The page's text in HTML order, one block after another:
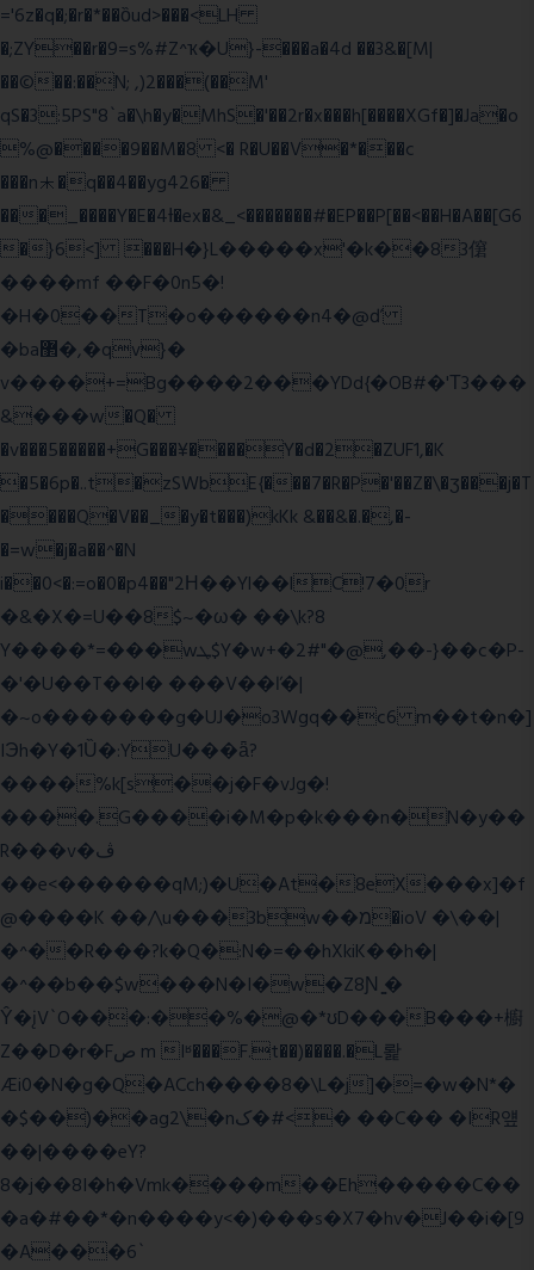
='6z�q�;�r�*��ȍud>���<LH
�;ZY��r�9=s%#Z^ҡ�U}-���a�4d ��3&�[M|
��©��:��N; ,)2���(��M'
qS�3:5PS"8`a�\h�y�MhS�'��2r�x���h[����XGf�]�Ja�o
%@����9��M�8 <� R�U��V�*���c
���n⯸�q��4��yg426�
���_����Y�E�4Ɨ�ex�&_<�������#�EP��P[��<��H�A��[G6
�}6<] ���H�}L�����x'�k��83僒
����mf ��F�0n5�!
�H�0��T�o������n4�@ď
�ba޲�,�qv}�
v����+=Bg����2���YDd{�OB#�'Τ3���
&���w�Q�
�v���5�����+G���¥����Y�d�2�ZUF1,�K
�5�6p�..t�zSWbE{���7�R�P�'��Z�\�ʒ���j�T
����Q�V��_�y�t���)kKk &��&�.�,�-
�=w�j�a��^�N
i��0<�:=o�0�p4��"2Η��Yl��lC!7�0r
�&�X�=U��8$~�ω� ��\k?8
Y����*=���wܛ$Y�w+�2#"�@,��-}��c�P-
�'�U��T��l� ���V��ľ�|
�~o�������g�UJ�o3Wgq��c6 m��t�n�]
IЭh�Y�1Ȕ�:YU���ǟ?
����%k[s��j�F�vJg�!
����.G����i�M�p�k���n�N�y��
R���v�ڤ
��e<������qM;)�U�At�8eX���x]�f
@����K ��/\u���3bw��מ�ioV �\��|
�^��R���?k�Q�:N�=��hXkiK��h�|
�^��b��$w���N�I�w�Z8Ɲ ͚�
Ŷ�įV`O���:��%�@�*ʊD���B���+櫥
Z��D�r�Fص m Iʶ���F.t��)����.�L뢅
Æi0�N�g�Q�ACch����8�\L�j]�=�w�N*�
�$��)��ag2\�nک�#<� ��C�� �IR얲
��|����eY?
8�j��8I�h�Vmk����m��Eh�����C��
�a�#��*�n����y<�)���s�X7�hv�J��i�[9
�A���6`